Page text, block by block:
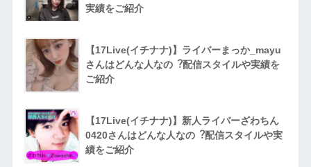
実績をご紹介
【17Live(イチナナ)】ライバーまっか_mayu
さんはどんな人なの︖配信スタイルや実績を
ご紹介
【17Live(イチナナ)】新人ライバーざわちん
0420さんはどんな人なの︖配信スタイルや実
績をご紹介